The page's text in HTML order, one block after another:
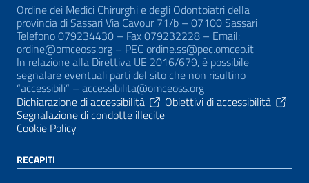
Ordine dei Medici Chirurghi e degli Odontoiatri della
provincia di Sassari Via Cavour 71/b – 07100 Sassari
Telefono 079234430 – Fax 079232228 – Email:
ordine@omceoss.org – PEC ordine.ss@pec.omceo.it
In relazione alla Direttiva UE 2016/679, è possibile
segnalare eventuali parti del sito che non risultino
“accessibili” – accessibilita@omceoss.org
Dichiarazione di accessibilità
Obiettivi di accessibilità
Segnalazione di condotte illecite
Cookie Policy
RECAPITI